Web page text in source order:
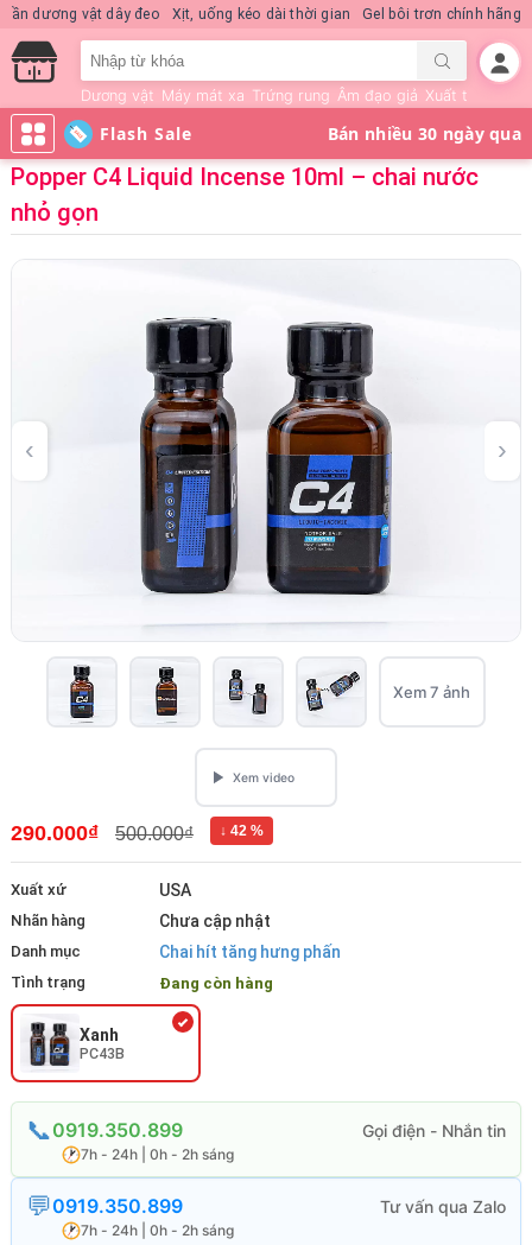
Nước hoa KD Quick Rush Quần dương vật dây đeo Xịt, uống kéo dài thời
Dương vật Máy mát xa Trứng rung Âm đạo giả Xuất tinh sớm
Flash Sale
Popper C4 Liquid Incense 10ml – chai nước
nhỏ gọn
Xem 7 ảnh
290.000₫ 500.000₫ ↓ 42 %
Xuất xứ USA
Nhãn hàng Chưa cập nhật
Danh mục Chai hít tăng hưng phấn
Tình trạng Đang còn hàng
Xanh
PC43B
0919.350.899
7h - 24h | 0h - 2h sáng
0919.350.899
7h - 24h | 0h - 2h sáng